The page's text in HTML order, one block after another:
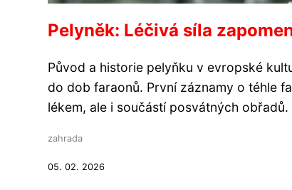
Pelyněk: Léčivá síla
Původ a historie pelyňku v evropské
do dob faraonů. První záznamy o téhle
lékem, ale i součástí posvátných
zahrada
05. 02. 2026